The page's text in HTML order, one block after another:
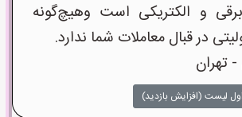
و الکتریکی است وهیچ‌گونه
در قبال معاملات شما ندارد.
- تهران
لیست (افزایش بازدید)